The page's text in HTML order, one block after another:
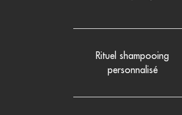
Rituel shampooing
personnalisé